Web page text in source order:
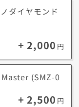
保証！
！
楽しみたい場合は、熱
サービスです。グリス
ダイヤモンド
+ 2,000 円
(SMZ-0
+ 2,500 円
する